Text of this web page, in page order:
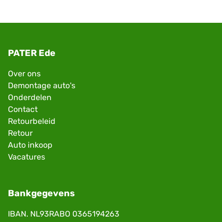
PATER Ede
Over ons
Demontage auto's
Onderdelen
Contact
Retourbeleid
Retour
Auto inkoop
Vacatures
Bankgegevens
IBAN. NL93RABO 0365194263